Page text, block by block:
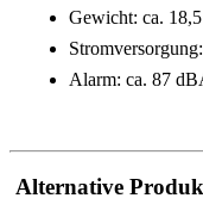
Gewicht: ca.
Alarm: ca. 87
Alternative